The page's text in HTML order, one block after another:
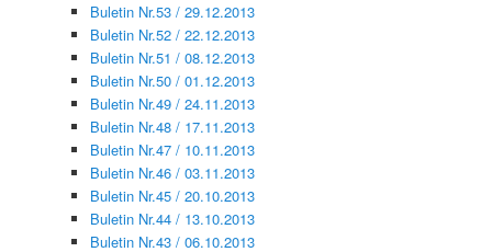
Buletin Nr.53 / 29.12.2013
Buletin Nr.52 / 22.12.2013
Buletin Nr.51 / 08.12.2013
Buletin Nr.50 / 01.12.2013
Buletin Nr.49 / 24.11.2013
Buletin Nr.48 / 17.11.2013
Buletin Nr.47 / 10.11.2013
Buletin Nr.46 / 03.11.2013
Buletin Nr.45 / 20.10.2013
Buletin Nr.44 / 13.10.2013
Buletin Nr.43 / 06.10.2013